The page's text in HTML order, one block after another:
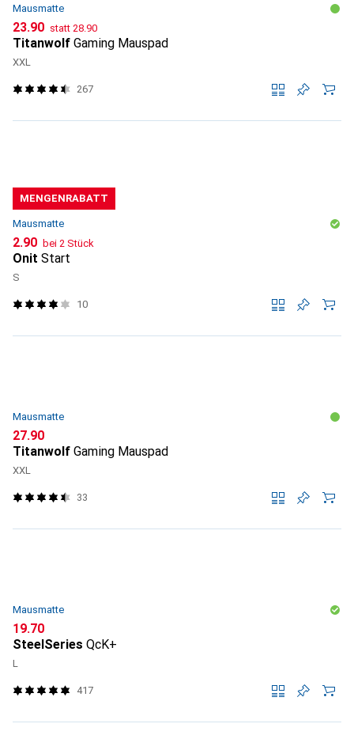
Mausmatte
CHF
23.90 statt CHF
28.90
Titanwolf Gaming Mauspad
XXL
267
MENGENRABATT
Mausmatte
CHF
2.90 bei 2 Stück
Onit Start
S
10
Mausmatte
CHF
27.90
Titanwolf Gaming Mauspad
XXL
33
Mausmatte
CHF
19.70
SteelSeries QcK+
L
417